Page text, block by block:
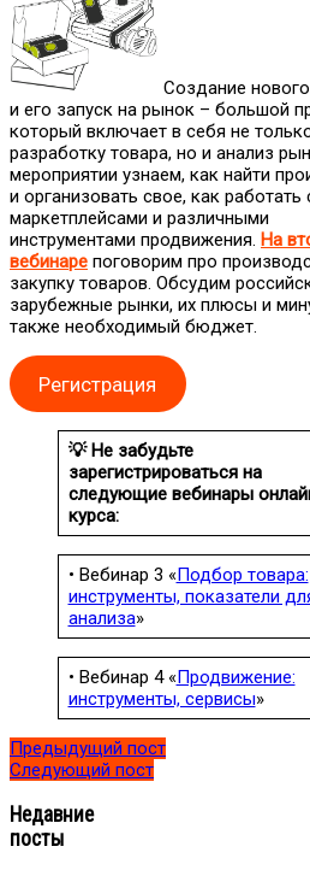
Создание
и его запуск на рынок – большой
который включает в себя не
разработку товара, но и анализ
мероприятии узнаем, как найти
и организовать свое, как работать
маркетплейсами и различными
инструментами продвижения. На
вебинаре поговорим про
закупку товаров. Обсудим
зарубежные рынки, их плюсы и
также необходимый бюджет.
Регистрация
💡 Не забудьте
зарегистрироваться на
следующие вебинары
курса:
• Вебинар 3 «Подбор товара:
инструменты, показатели
анализа»
• Вебинар 4 «Продвижение:
инструменты, сервисы»
Предыдущий пост
Следующий пост
Недавние
посты